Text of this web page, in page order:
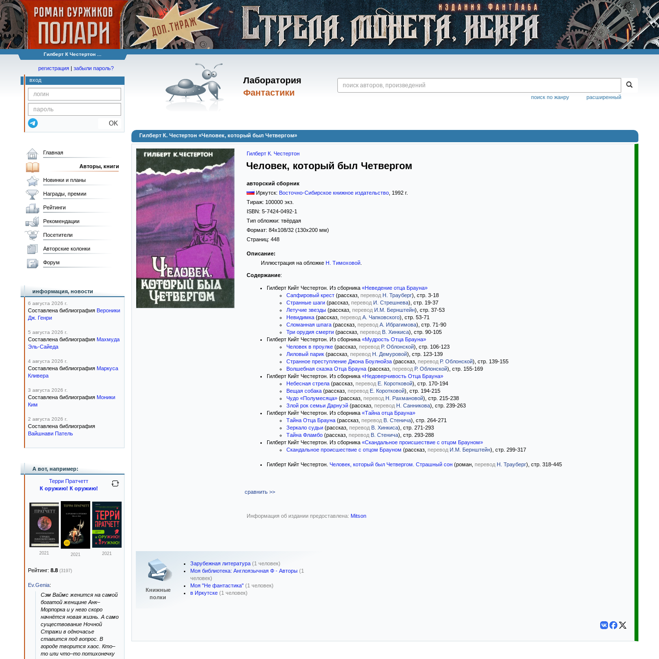
Гилберт К Честертон ...
Лаборатория
Фантастики
расширенный
поиск по жанру
регистрация | забыли пароль?
вход
OK
Гилберт К. Честертон «Человек, который был Четвергом»
Гилберт К. Честертон
Человек, который был Четвергом
авторский сборник
Иркутск: Восточно-Сибирское книжное издательство 1992 г.
Тираж: 100000 экз.
ISBN: 5-7424-0492-1
Тип обложки: твёрдая
Формат: 84x108/32 (130x200 мм)
Страниц: 448
Описание:
Иллюстрация на обложке Н. Тимоховой.
Содержание:
Гилберт Кийт Честертон. Из сборника «Неведение отца Брауна»
Сапфировый крест (рассказ, перевод Н. Трауберг), стр. 3-18
Странные шаги (рассказ, перевод И. Стрешнева), стр. 19-37
Летучие звезды (рассказ, перевод И.М. Бернштейн), стр. 37-53
Невидимка (рассказ, перевод А. Чапковского), стр. 53-71
Сломанная шпага (рассказ, перевод А. Ибрагимова), стр. 71-90
Три орудия смерти (рассказ, перевод В. Хинкиса), стр. 90-105
Гилберт Кийт Честертон. Из сборника «Мудрость Отца Брауна»
Человек в проулке (рассказ, перевод Р. Облонской), стр. 106-123
Лиловый парик (рассказ, перевод Н. Демуровой), стр. 123-139
Странное преступление Джона Боулнойза (рассказ, перевод Р. Облонской), стр. 139-155
Волшебная сказка Отца Брауна (рассказ, перевод Р. Облонской), стр. 155-169
Гилберт Кийт Честертон. Из сборника «Недоверчивость Отца Брауна»
Небесная стрела (рассказ, перевод Е. Коротковой), стр. 170-194
Вещая собака (рассказ, перевод Е. Коротковой), стр. 194-215
Чудо «Полумесяца» (рассказ, перевод Н. Рахмановой), стр. 215-238
Злой рок семьи Дарнуэй (рассказ, перевод Н. Санникова), стр. 239-263
Гилберт Кийт Честертон. Из сборника «Тайна отца Брауна»
Тайна Отца Брауна (рассказ, перевод В. Стенича), стр. 264-271
Зеркало судьи (рассказ, перевод В. Хинкиса), стр. 271-293
Тайна Фламбо (рассказ, перевод В. Стенича), стр. 293-288
Гилберт Кийт Честертон. Из сборника «Скандальное происшествие с отцом Брауном»
Скандальное происшествие с отцом Брауном (рассказ, перевод И.М. Бернштейн), стр. 299-317
Гилберт Кийт Честертон. Человек, который был Четвергом. Страшный сон (роман, перевод Н. Трауберг), стр. 318-445
сравнить >>
Информация об издании предоставлена: Mitson
Книжные
полки
Зарубежная литература (1 человек)
Моя библиотека: Англоязычная Ф - Авторы (1
человек)
Моя "Не фантастика" (1 человек)
в Иркутске (1 человек)
Главная
Авторы, книги
Новинки и планы
Награды, премии
Рейтинги
Рекомендации
Посетители
Авторские колонки
Форум
информация, новости
6 августа 2026 г.
Составлена библиография Вероники
Дж. Генри
5 августа 2026 г.
Составлена библиография Махмуда
Эль-Сайеда
4 августа 2026 г.
Составлена библиография Маркуса
Кливера
3 августа 2026 г.
Составлена библиография Моники
Ким
2 августа 2026 г.
Составлена библиография
Вайшнави Патель
А вот, например:
Терри Пратчетт
К оружию! К оружию!
2021 2021 2021
Рейтинг: 8.8 (3197)
Ev.Genia:
Сэм Ваймс женится на самой
богатой женщине Анк–
Морпорка и у него скоро
начнётся новая жизнь. А само
существование Ночной
Стражи в одночасье
ставится под вопрос. В
городе творится хаос. Кто–
то или что–то потихонечку